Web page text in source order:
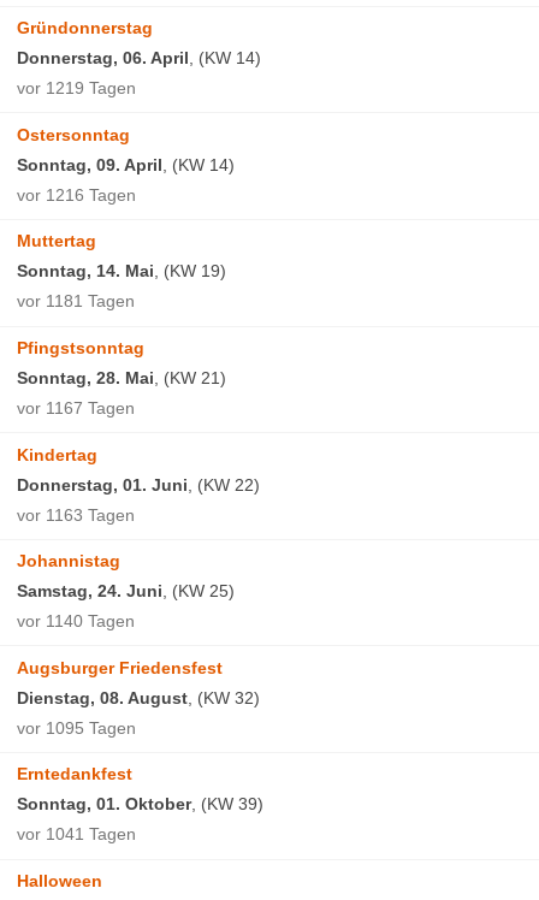
Gründonnerstag
Donnerstag, 06. April , (KW 14)
vor 1219 Tagen
Ostersonntag
Sonntag, 09. April , (KW 14)
vor 1216 Tagen
Muttertag
Sonntag, 14. Mai, (KW 19)
vor 1181 Tagen
Pfingstsonntag
Sonntag, 28. Mai , (KW 21)
vor 1167 Tagen
Kindertag
Donnerstag, 01. Juni , (KW 22)
vor 1163 Tagen
Johannistag
Samstag, 24. Juni , (KW 25)
vor 1140 Tagen
Augsburger Friedensfest
Dienstag, 08. August , (KW 32)
vor 1095 Tagen
Erntedankfest
Sonntag, 01. Oktober, (KW 39)
vor 1041 Tagen
Halloween